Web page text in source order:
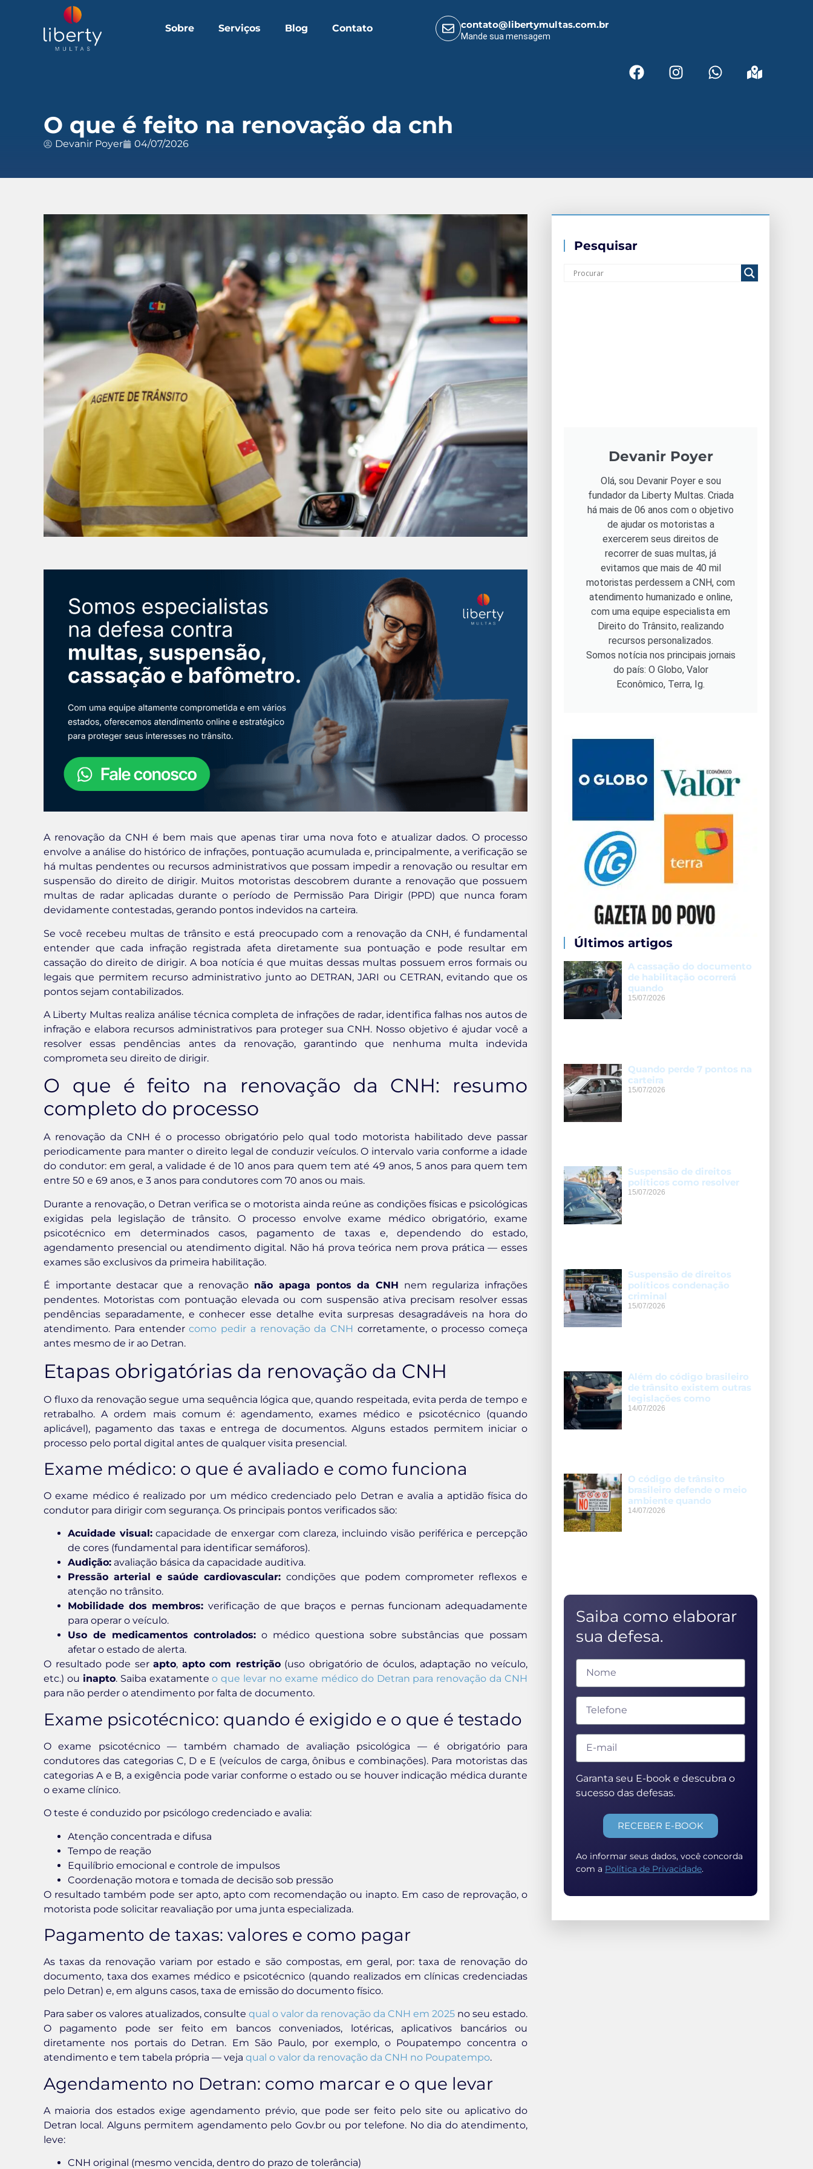
Sobre Serviços Blog Contato contato@libertymultas.com.br
Mande sua mensagem
O que é feito na renovação da cnh
Devanir Poyer 04/07/2026
A renovação da CNH é bem mais que apenas tirar uma nova foto e atualizar dados. O processo
envolve a análise do histórico de infrações, pontuação acumulada e, principalmente, a verificação se
há multas pendentes ou recursos administrativos que possam impedir a renovação ou resultar em
suspensão do direito de dirigir. Muitos motoristas descobrem durante a renovação que possuem
multas de radar aplicadas durante o período de Permissão Para Dirigir (PPD) que nunca foram
devidamente contestadas, gerando pontos indevidos na carteira.
Se você recebeu multas de trânsito e está preocupado com a renovação da CNH, é fundamental
entender que cada infração registrada afeta diretamente sua pontuação e pode resultar em
cassação do direito de dirigir. A boa notícia é que muitas dessas multas possuem erros formais ou
legais que permitem recurso administrativo junto ao DETRAN, JARI ou CETRAN, evitando que os
pontos sejam contabilizados.
A Liberty Multas realiza análise técnica completa de infrações de radar, identifica falhas nos autos de
infração e elabora recursos administrativos para proteger sua CNH. Nosso objetivo é ajudar você a
resolver essas pendências antes da renovação, garantindo que nenhuma multa indevida
comprometa seu direito de dirigir.
O que é feito na renovação da CNH: resumo
completo do processo
A renovação da CNH é o processo obrigatório pelo qual todo motorista habilitado deve passar
periodicamente para manter o direito legal de conduzir veículos. O intervalo varia conforme a idade
do condutor: em geral, a validade é de 10 anos para quem tem até 49 anos, 5 anos para quem tem
entre 50 e 69 anos, e 3 anos para condutores com 70 anos ou mais.
Durante a renovação, o Detran verifica se o motorista ainda reúne as condições físicas e psicológicas
exigidas pela legislação de trânsito. O processo envolve exame médico obrigatório, exame
psicotécnico em determinados casos, pagamento de taxas e, dependendo do estado,
agendamento presencial ou atendimento digital. Não há prova teórica nem prova prática — esses
exames são exclusivos da primeira habilitação.
É importante destacar que a renovação não apaga pontos da CNH nem regulariza infrações
pendentes. Motoristas com pontuação elevada ou com suspensão ativa precisam resolver essas
pendências separadamente, e conhecer esse detalhe evita surpresas desagradáveis na hora do
atendimento. Para entendercomo pedir a renovação da CNH corretamente, o processo começa
antes mesmo de ir ao Detran.
Etapas obrigatórias da renovação da CNH
O fluxo da renovação segue uma sequência lógica que, quando respeitada, evita perda de tempo e
retrabalho. A ordem mais comum é: agendamento, exames médico e psicotécnico (quando
aplicável), pagamento das taxas e entrega de documentos. Alguns estados permitem iniciar o
processo pelo portal digital antes de qualquer visita presencial.
Exame médico: o que é avaliado e como funciona
O exame médico é realizado por um médico credenciado pelo Detran e avalia a aptidão física do
condutor para dirigir com segurança. Os principais pontos verificados são:
Acuidade visual:capacidade de enxergar com clareza, incluindo visão periférica e percepção
de cores (fundamental para identificar semáforos).
Audição: avaliação básica da capacidade auditiva.
Pressão arterial e saúde cardiovascular: condições que podem comprometer reflexos e
atenção no trânsito.
Mobilidade dos membros: verificação de que braços e pernas funcionam adequadamente
para operar o veículo.
Uso de medicamentos controlados: o médico questiona sobre substâncias que possam
afetar o estado de alerta.
O resultado pode ser apto, apto com restrição(uso obrigatório de óculos, adaptação no veículo,
etc.) ou inapto. Saiba exatamenteo que levar no exame médico do Detran para renovação da CNH
para não perder o atendimento por falta de documento.
Exame psicotécnico: quando é exigido e o que é testado
O exame psicotécnico — também chamado de avaliação psicológica — é obrigatório para
condutores das categorias C, D e E (veículos de carga, ônibus e combinações). Para motoristas das
categorias A e B, a exigência pode variar conforme o estado ou se houver indicação médica durante
o exame clínico.
O teste é conduzido por psicólogo credenciado e avalia:
Atenção concentrada e difusa
Tempo de reação
Equilíbrio emocional e controle de impulsos
Coordenação motora e tomada de decisão sob pressão
O resultado também pode ser apto, apto com recomendação ou inapto. Em caso de reprovação, o
motorista pode solicitar reavaliação por uma junta especializada.
Pagamento de taxas: valores e como pagar
As taxas da renovação variam por estado e são compostas, em geral, por: taxa de renovação do
documento, taxa dos exames médico e psicotécnico (quando realizados em clínicas credenciadas
pelo Detran) e, em alguns casos, taxa de emissão do documento físico.
Para saber os valores atualizados, consulte qual o valor da renovação da CNH em 2025 no seu estado.
O pagamento pode ser feito em bancos conveniados, lotéricas, aplicativos bancários ou
diretamente nos portais do Detran. Em São Paulo, por exemplo, o Poupatempo concentra o
atendimento e tem tabela própria — veja qual o valor da renovação da CNH no Poupatempo.
Agendamento no Detran: como marcar e o que levar
A maioria dos estados exige agendamento prévio, que pode ser feito pelo site ou aplicativo do
Detran local. Alguns permitem agendamento pelo Gov.br ou por telefone. No dia do atendimento,
leve:
CNH original (mesmo vencida, dentro do prazo de tolerância)
Pesquisar
Devanir Poyer
Olá, sou Devanir Poyer e sou
fundador da Liberty Multas. Criada
há mais de 06 anos com o objetivo
de ajudar os motoristas a
exercerem seus direitos de
recorrer de suas multas, já
evitamos que mais de 40 mil
motoristas perdessem a CNH, com
atendimento humanizado e online,
com uma equipe especialista em
Direito do Trânsito, realizando
recursos personalizados.
Somos notícia nos principais jornais
do país: O Globo, Valor
Econômico, Terra, Ig.
Últimos artigos
A cassação do documento
de habilitação ocorrerá
quando
15/07/2026
Quando perde 7 pontos na
carteira
15/07/2026
Suspensão de direitos
políticos como resolver
15/07/2026
Suspensão de direitos
políticos condenação
criminal
15/07/2026
Além do código brasileiro
de trânsito existem outras
legislações como
14/07/2026
O código de trânsito
brasileiro defende o meio
ambiente quando
14/07/2026
Saiba como elaborar
sua defesa.
Garanta seu E-book e descubra o
sucesso das defesas.
RECEBER E-BOOK
Ao informar seus dados, você concorda
com a Política de Privacidade.